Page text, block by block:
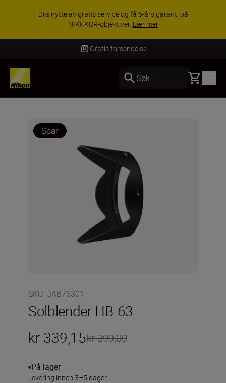
Dra nytte av gratis service og få 5-års garanti på
NIKKKOR-objektiver. Lær mer
Gratis forsendelse
Søk Basket
Spar
SKU: JAB76301
Solblender HB-63
kr 339,15kr 399,00
På lager
Levering innen 3–5 dager